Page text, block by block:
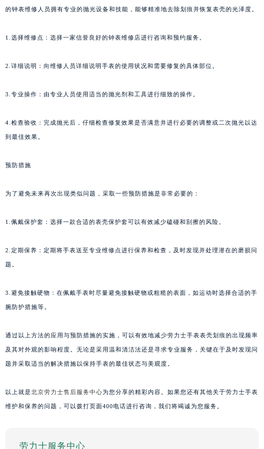
的钟表维修人员拥有专业的抛光设备和技能，能够精准地去除划痕并恢复表壳的光泽度。
1.选择维修点：选择一家信誉良好的钟表维修店进行咨询和预约服务。
2.详细说明：向维修人员详细说明手表的使用状况和需要修复的具体部位。
3.专业操作：由专业人员使用适当的抛光剂和工具进行细致的操作。
4.检查验收：完成抛光后，仔细检查修复效果是否满意并进行必要的调整或二次抛光以达
到最佳效果。
预防措施
为了避免未来再次出现类似问题，采取一些预防措施是非常必要的：
1.佩戴保护套：选择一款合适的表壳保护套可以有效减少磕碰和刮擦的风险。
2.定期保养：定期将手表送至专业维修点进行保养和检查，及时发现并处理潜在的磨损问
题。
3.避免接触硬物：在佩戴手表时尽量避免接触硬物或粗糙的表面，如运动时选择合适的手
腕防护措施等。
通过以上方法的应用与预防措施的实施，可以有效地减少劳力士手表表壳划痕的出现频率
及其对外观的影响程度。无论是采用温和清洁法还是寻求专业服务，关键在于及时发现问
题并采取适当的解决措施以保持手表的最佳状态与美观度。
以上就是北京劳力士售后服务中心为您分享的精彩内容。如果您还有其他关于劳力士手表
维护和保养的问题，可以拨打页面400电话进行咨询，我们将竭诚为您服务。
劳力士服务中心